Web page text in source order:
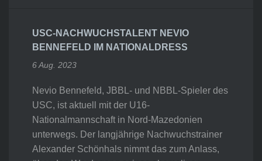
USC-NACHWUCHSTALENT NEVIO
BENNEFELD IM NATIONALDRESS
6 Aug. 2023
Nevio Bennefeld, JBBL- und NBBL-Spieler des
USC, ist aktuell mit der U16-
Nationalmannschaft in Nord-Mazedonien
unterwegs. Der langjährige Nachwuchstrainer
Alexander Schönhals nimmt das zum Anlass,